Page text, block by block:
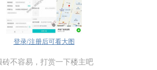
登录/注册后可看大图
砖不容易，打赏一下楼主吧